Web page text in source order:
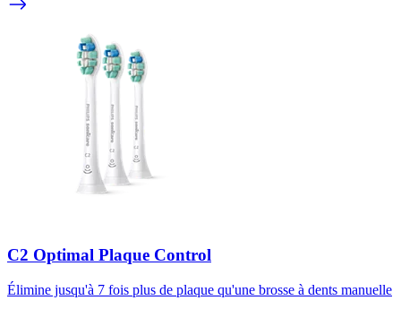
C2 Optimal Plaque Control
Élimine jusqu'à 7 fois plus de plaque qu'une brosse à dents manuelle